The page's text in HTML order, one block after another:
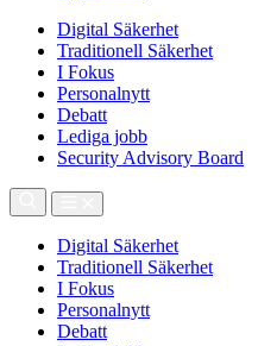
Digital Säkerhet
Traditionell Säkerhet
I Fokus
Personalnytt
Debatt
Lediga jobb
Security Advisory Board
Digital Säkerhet
Traditionell Säkerhet
I Fokus
Personalnytt
Debatt